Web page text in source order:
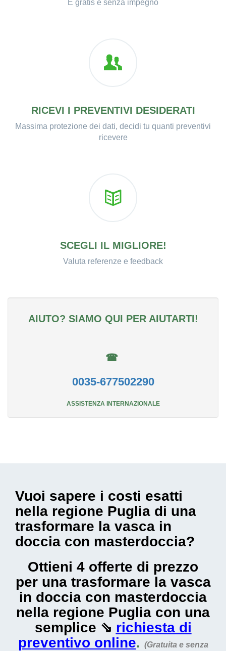
È gratis e senza impegno
RICEVI I PREVENTIVI DESIDERATI
Massima protezione dei dati, decidi tu quanti preventivi
ricevere
SCEGLI IL MIGLIORE!
Valuta referenze e feedback
AIUTO? SIAMO QUI PER AIUTARTI!
☎
0035-677502290
ASSISTENZA INTERNAZIONALE
Vuoi sapere i costi esatti
nella regione Puglia di una
trasformare la vasca in
doccia con masterdoccia?
Ottieni 4 offerte di prezzo
per una trasformare la vasca
in doccia con masterdoccia
nella regione Puglia con una
semplice ⇘ richiesta di
preventivo online. (Gratuita e senza